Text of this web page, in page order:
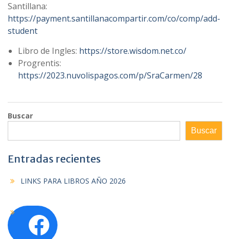
Santillana:
https://payment.santillanacompartir.com/co/comp/add-
student
Libro de Ingles: https://store.wisdom.net.co/
Progrentis:
https://2023.nuvolispagos.com/p/SraCarmen/28
Buscar
Buscar
Entradas recientes
LINKS PARA LIBROS AÑO 2026
Facebook